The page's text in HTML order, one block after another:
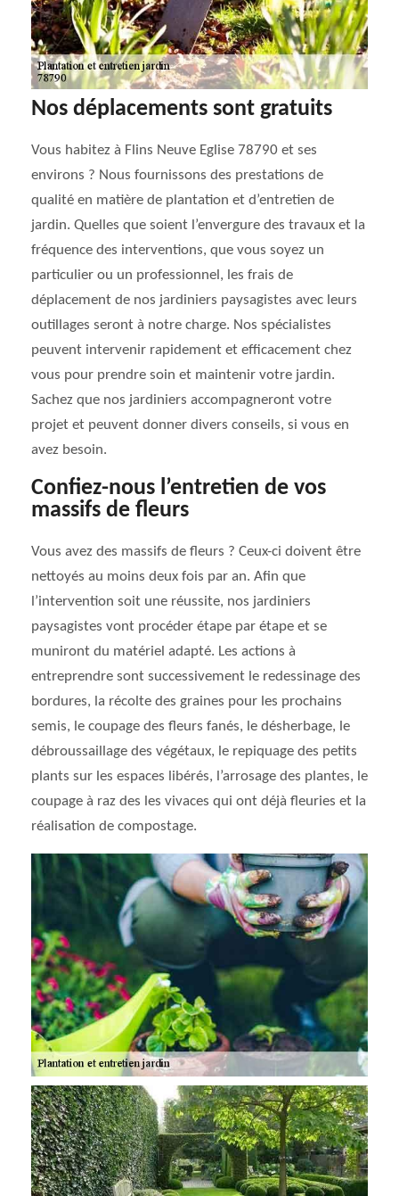
Nos déplacements sont gratuits
Vous habitez à Flins Neuve Eglise 78790 et ses
environs ? Nous fournissons des prestations de
qualité en matière de plantation et d’entretien de
jardin. Quelles que soient l’envergure des travaux et la
fréquence des interventions, que vous soyez un
particulier ou un professionnel, les frais de
déplacement de nos jardiniers paysagistes avec leurs
outillages seront à notre charge. Nos spécialistes
peuvent intervenir rapidement et efficacement chez
vous pour prendre soin et maintenir votre jardin.
Sachez que nos jardiniers accompagneront votre
projet et peuvent donner divers conseils, si vous en
avez besoin.
Confiez-nous l’entretien de vos
massifs de fleurs
Vous avez des massifs de fleurs ? Ceux-ci doivent être
nettoyés au moins deux fois par an. Afin que
l’intervention soit une réussite, nos jardiniers
paysagistes vont procéder étape par étape et se
muniront du matériel adapté. Les actions à
entreprendre sont successivement le redessinage des
bordures, la récolte des graines pour les prochains
semis, le coupage des fleurs fanés, le désherbage, le
débroussaillage des végétaux, le repiquage des petits
plants sur les espaces libérés, l’arrosage des plantes, le
coupage à raz des les vivaces qui ont déjà fleuries et la
réalisation de compostage.